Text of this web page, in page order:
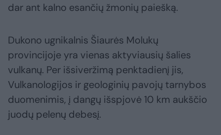
dar ant kalno esančių žmonių paiešką.
Dukono ugnikalnis Šiaurės Molukų
provincijoje yra vienas aktyviausių šalies
vulkanų. Per išsiveržimą penktadienį jis,
Vulkanologijos ir geologinių pavojų tarnybos
duomenimis, į dangų išspjovė 10 km aukščio
juodų pelenų debesį.